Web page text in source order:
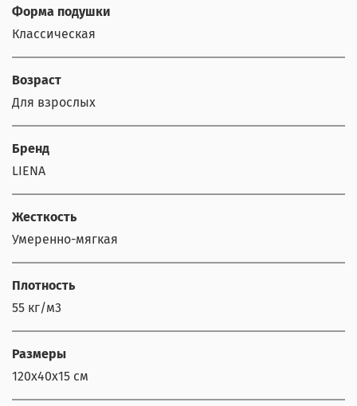
Форма подушки
Классическая
Возраст
Для взрослых
Бренд
LIENA
Жесткость
Умеренно-мягкая
Плотность
55 кг/м3
Размеры
120x40x15 см